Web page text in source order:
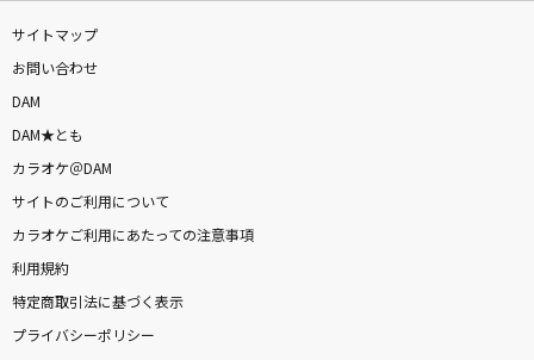
サイトマップ
お問い合わせ
DAM
DAM★とも
カラオケ＠DAM
サイトのご利用について
カラオケご利用にあたっての注意事項
利用規約
特定商取引法に基づく表示
プライバシーポリシー